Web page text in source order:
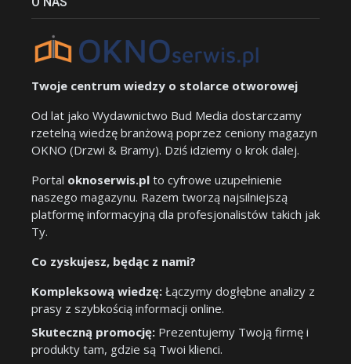
Twoje centrum wiedzy o stolarce otworowej
Od lat jako Wydawnictwo Bud Media dostarczamy
rzetelną wiedzę branżową poprzez ceniony magazyn
OKNO (Drzwi & Bramy). Dziś idziemy o krok dalej.
Portal oknoserwis.pl to cyfrowe uzupełnienie
naszego magazynu. Razem tworzą najsilniejszą
platformę informacyjną dla profesjonalistów takich jak
Ty.
Co zyskujesz, będąc z nami?
Kompleksową wiedzę: Łączymy dogłębne analizy z
prasy z szybkością informacji online.
Skuteczną promocję: Prezentujemy Twoją firmę i
produkty tam, gdzie są Twoi klienci.